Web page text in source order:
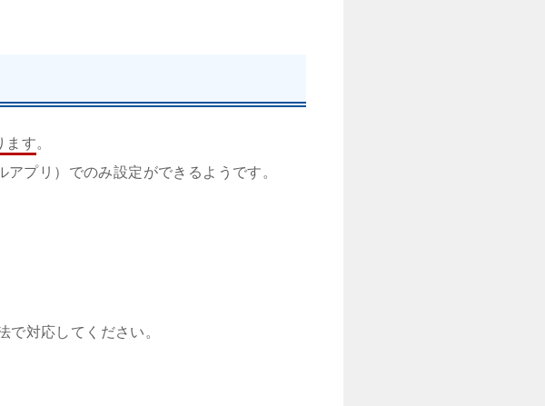
ます。
プリ）でのみ設定ができるようです。
対応してください。